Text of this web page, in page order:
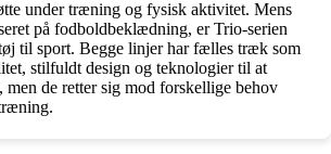
under træning og fysisk aktivitet. Mens
på fodboldbeklædning, er Trio-serien
til sport. Begge linjer har fælles træk som
stilfuldt design og teknologier til at
men de retter sig mod forskellige behov